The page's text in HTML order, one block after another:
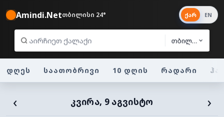
Amindi.Netთბილისი 24°
თბილისი
ქარ EN
დღეს საათობრივი 10 დღის რადარი
‹ ᲙᲕᲘᲠᲐ, 9 ᲐᲒᲕᲘᲡᲢᲝ ›